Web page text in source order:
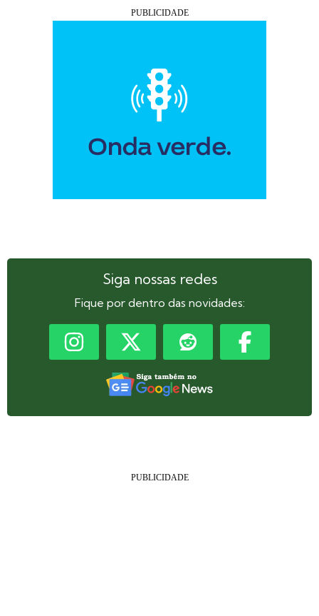
Siga nossas redes
Fique por dentro das novidades: